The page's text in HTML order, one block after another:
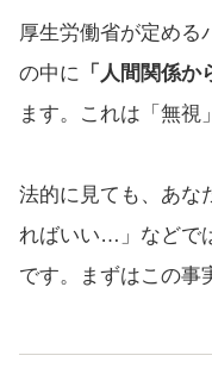
厚生労働省が定める
の中に 「人間関係か
ます。これは「無視
法的に見ても、あな
ればいい…」などで
です。まずはこの事